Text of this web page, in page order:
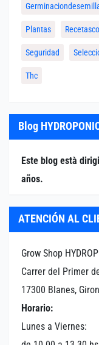
Plantas
Seguridad
Thc
Blog
Este blog està
años.
ATENCIÓN AL
Grow Shop
Carrer del Primer
17300 Blanes,
Horario:
Lunes a Viernes: